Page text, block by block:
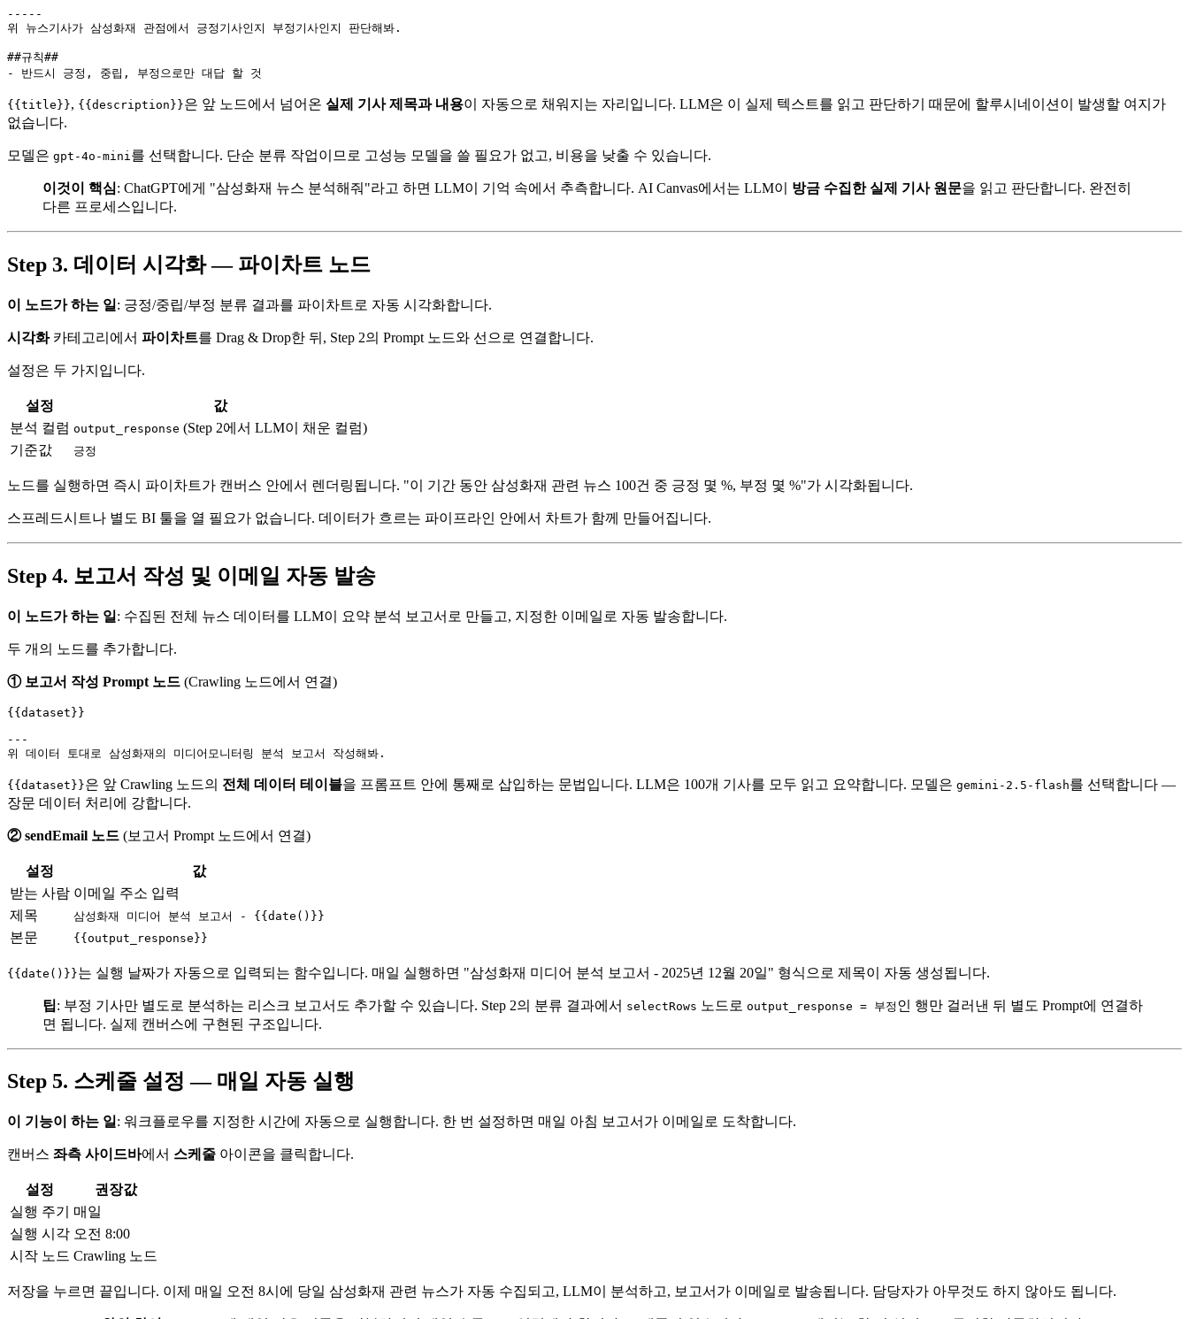
-----
위 뉴스기사가 삼성화재 관점에서 긍정기사인지 부정기사인지 판단해봐.
##규칙##
{{title}}, {{description}}은 앞 노드에서 넘어온 실제 기사 제목과 내용이 자동으로 채워지는 자리입니다. LLM은 이 실제 텍스트를 읽고 판단하기 때문에 할루시네이션이 발생할 여지가
없습니다.
모델은 gpt-4o-mini 를 선택합니다. 단순 분류 작업이므로 고성능 모델을 쓸 필요가 없고, 비용을 낮출 수 있습니다.
이것이 핵심: ChatGPT에게 "삼성화재 뉴스 분석해줘"라고 하면 LLM이 기억 속에서 추측합니다. AI Canvas에서는 LLM이 방금 수집한 실제 기사 원문을 읽고 판단합니다. 완전히
다른 프로세스입니다.
Step 3. 데이터 시각화 — 파이차트 노드
이 노드가 하는 일 : 긍정/중립/부정 분류 결과를 파이차트로 자동 시각화합니다.
시각화카테고리에서 파이차트를 Drag & Drop한 뒤, Step 2의 Prompt 노드와 선으로 연결합니다.
설정은 두 가지입니다.
설정
값
분석 컬럼 output_response (Step 2에서 LLM이 채운 컬럼)
기준값
긍정
노드를 실행하면 즉시 파이차트가 캔버스 안에서 렌더링됩니다. "이 기간 동안 삼성화재 관련 뉴스 100건 중 긍정 몇 %, 부정 몇 %"가 시각화됩니다.
스프레드시트나 별도 BI 툴을 열 필요가 없습니다. 데이터가 흐르는 파이프라인 안에서 차트가 함께 만들어집니다.
Step 4. 보고서 작성 및 이메일 자동 발송
이 노드가 하는 일 : 수집된 전체 뉴스 데이터를 LLM이 요약 분석 보고서로 만들고, 지정한 이메일로 자동 발송합니다.
두 개의 노드를 추가합니다.
① 보고서 작성 Prompt 노드 (Crawling 노드에서 연결)
{{dataset}}
---
{{dataset}}은 앞 Crawling 노드의 전체 데이터 테이블을 프롬프트 안에 통째로 삽입하는 문법입니다. LLM은 100개 기사를 모두 읽고 요약합니다. 모델은 gemini-2.5-flash를 선택합니다 —
장문 데이터 처리에 강합니다.
② sendEmail 노드 (보고서 Prompt 노드에서 연결)
설정
값
받는 사람 이메일 주소 입력
제목
삼성화재 미디어 분석 보고서 - {{date()}}
본문 {{output_response}}
{{date()}}는 실행 날짜가 자동으로 입력되는 함수입니다. 매일 실행하면 "삼성화재 미디어 분석 보고서 - 2025년 12월 20일" 형식으로 제목이 자동 생성됩니다.
팁: 부정 기사만 별도로 분석하는 리스크 보고서도 추가할 수 있습니다. Step 2의 분류 결과에서 selectRows 노드로 output_response = 부정 인 행만 걸러낸 뒤 별도 Prompt에 연결하
면 됩니다. 실제 캔버스에 구현된 구조입니다.
Step 5. 스케줄 설정 — 매일 자동 실행
이 기능이 하는 일 : 워크플로우를 지정한 시간에 자동으로 실행합니다. 한 번 설정하면 매일 아침 보고서가 이메일로 도착합니다.
캔버스 좌측 사이드바에서 스케줄 아이콘을 클릭합니다.
설정
권장값
실행 주기
매일
실행 시각 오전 8:00
시작 노드 Crawling 노드
저장을 누르면 끝입니다. 이제 매일 오전 8시에 당일 삼성화재 관련 뉴스가 자동 수집되고, LLM이 분석하고, 보고서가 이메일로 발송됩니다. 담당자가 아무것도 하지 않아도 됩니다.